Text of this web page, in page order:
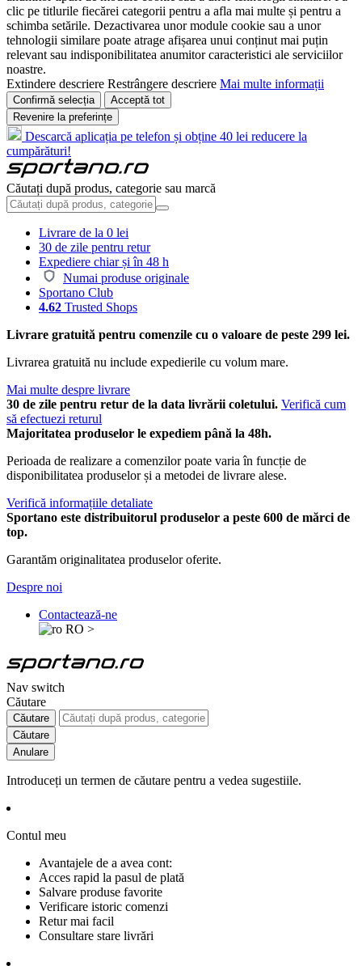
clic pe titlurile fiecărei categorii pentru a afla mai multe și pentru a
schimba setările. Dezactivarea unor module cookie sau a unor
tehnologii similare poate atrage afișarea unui conținut mai puțin
relevant sau indisponibilitatea anumitor caracteristici ale serviciilor
noastre.
Extindere descriere Restrângere descriere Mai multe informații
Confirmă selecția
Acceptă tot
Revenire la preferințe
Descarcă aplicația pe telefon și obține 40 lei reducere la
cumpărături!
Căutați după produs, categorie sau marcă
Livrare de la 0 lei
30 de zile pentru retur
Expediere chiar și în 48 h
Numai produse originale
Sportano Club
4.62 Trusted Shops
Livrare gratuită pentru comenzile cu o valoare de peste 299 lei.
Livrarea gratuită nu include expedierile cu volum mare.
Mai multe despre livrare
30 de zile pentru retur de la data livrării coletului. Verifică cum
să efectuezi returul
Majoritatea produselor le expediem până la 48h.
Perioada de realizare a comenzilor poate varia în funcție de
disponibilitatea produselor și a metodei de livrare alese.
Verifică informațiile detaliate
Sportano este distribuitorul produselor a peste 600 de mărci de
top.
Garantăm originalitatea produselor oferite.
Despre noi
Contactează-ne
RO >
Nav switch
Căutare
Căutare
Căutare
Anulare
Introduceți un termen de căutare pentru a vedea sugestiile.
Contul meu
Avantajele de a avea cont:
Acces rapid la pasul de plată
Salvare produse favorite
Verificare istoric comenzi
Retur mai facil
Consultare stare livrări